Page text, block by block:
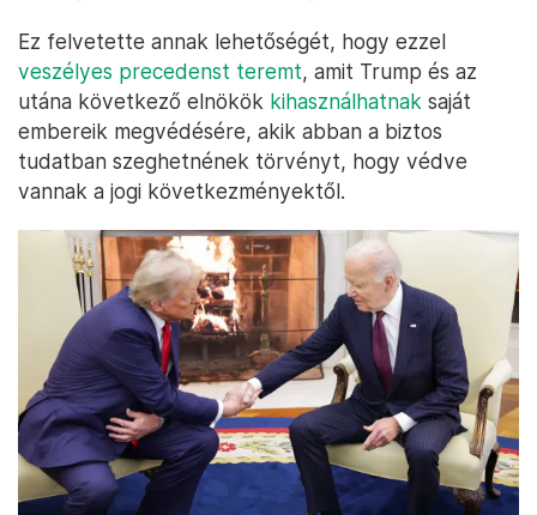
Ez felvetette annak lehetőségét, hogy ezzel
veszélyes precedenst teremt, amit Trump és az
utána következő elnökök kihasználhatnak saját
embereik megvédésére, akik abban a biztos
tudatban szeghetnének törvényt, hogy védve
vannak a jogi következményektől.